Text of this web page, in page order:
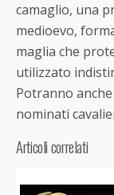
camaglio, una
medioevo,
maglia che
utilizzato
Potranno
nominati
Articoli correlati